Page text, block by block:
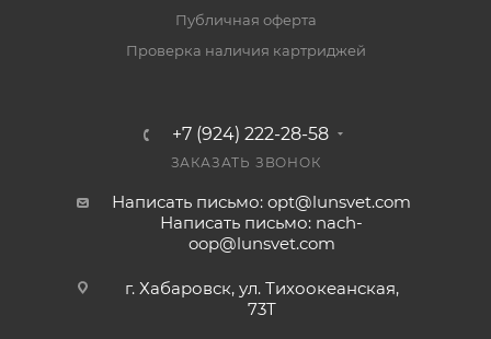
Публичная оферта
Проверка наличия картриджей
+7 (924) 222-28-58
ЗАКАЗАТЬ ЗВОНОК
Написать письмо: opt@lunsvet.com
Написать письмо: nach-
oop@lunsvet.com
г. Хабаровск, ул. Тихоокеанская,
73Т